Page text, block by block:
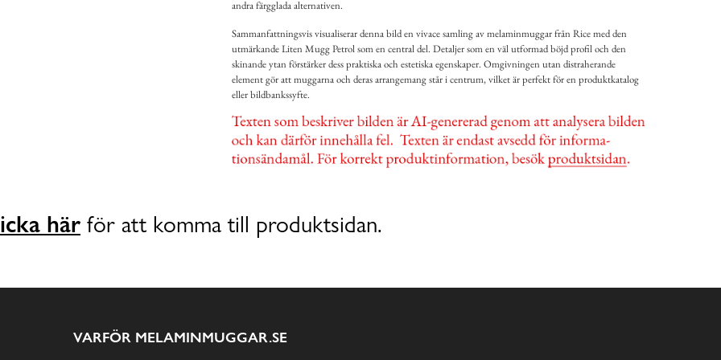
andra färgglada alternativen.
Sammanfattningsvis visualiserar denna bild en vivace samling av melaminmuggar från Rice med den
utmärkande Liten Mugg Petrol som en central del. Detaljer som en väl utformad böjd profil och den
skinande ytan förstärker dess praktiska och estetiska egenskaper. Omgivningen utan distraherande
element gör att muggarna och deras arrangemang står i centrum, vilket är perfekt för en produktkatalog
eller bildbankssyfte.
här för att komma till produktsidan.
VARFÖR MELAMINMUGGAR.SE